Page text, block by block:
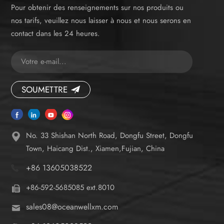
Pour obtenir des renseignements sur nos produits ou
nos tarifs, veuillez nous laisser à nous et nous serons en
contact dans les 24 heures.
SOUMETTRE
No. 33 Shishan North Road, Dongfu Street, Dongfu
Town, Haicang Dist., Xiamen,Fujian, China
+86 13605038522
+86-592-5685085 ext.8010
sales08@oceanwellxm.com